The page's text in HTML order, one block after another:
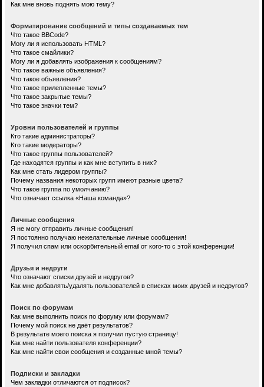
Как мне вновь поднять мою тему?
Форматирование сообщений и типы создаваемых тем
Что такое BBCode?
Могу ли я использовать HTML?
Что такое смайлики?
Могу ли я добавлять изображения к сообщениям?
Что такое важные объявления?
Что такое объявления?
Что такое прилепленные темы?
Что такое закрытые темы?
Что такое значки тем?
Уровни пользователей и группы
Кто такие администраторы?
Кто такие модераторы?
Что такое группы пользователей?
Где находятся группы и как мне вступить в них?
Как мне стать лидером группы?
Почему названия некоторых групп имеют разные цвета?
Что такое группа по умолчанию?
Что означает ссылка «Наша команда»?
Личные сообщения
Я не могу отправить личные сообщения!
Я постоянно получаю нежелательные личные сообщения!
Я получил спам или оскорбительный email от кого-то с этой конференции!
Друзья и недруги
Что означают списки друзей и недругов?
Как мне добавлять/удалять пользователей в списках моих друзей и недругов?
Поиск по форумам
Как мне выполнить поиск по форуму или форумам?
Почему мой поиск не даёт результатов?
В результате моего поиска я получил пустую страницу!
Как мне найти пользователя конференции?
Как мне найти свои сообщения и созданные мной темы?
Подписки и закладки
Чем закладки отличаются от подписок?